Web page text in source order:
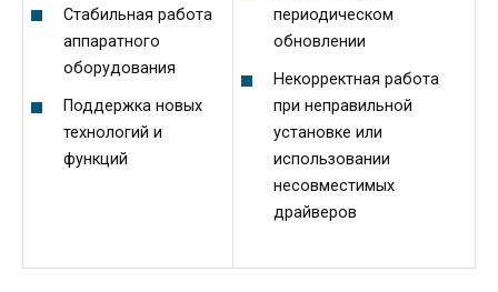
Стабильная работа
аппаратного
оборудования
Поддержка новых
технологий и
функций
периодическом
обновлении
Некорректная работа
при неправильной
установке или
использовании
несовместимых
драйверов